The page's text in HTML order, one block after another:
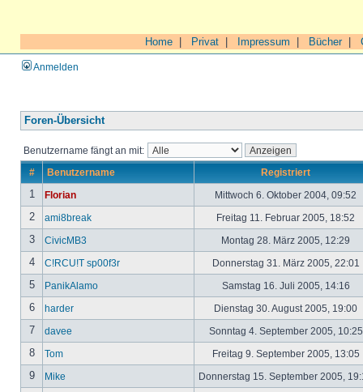
Home Privat Impressum Bücher|
Anmelden
Foren-Übersicht
Benutzername fängt an mit:
# Benutzername Registriert
1 Florian Mittwoch 6. Oktober 2004, 09:52
2 ami8break Freitag 11. Februar 2005, 18:52
3 CivicMB3 Montag 28. März 2005, 12:29
4 C!RCU!T sp00f3r Donnerstag 31. März 2005, 22:01
5 PanikAlamo Samstag 16. Juli 2005, 14:16
6 harder Dienstag 30. August 2005, 19:00
7 davee Sonntag 4. September 2005,
8 Tom Freitag 9. September 2005, 13:05
9 Mike Donnerstag 15. September 2005,